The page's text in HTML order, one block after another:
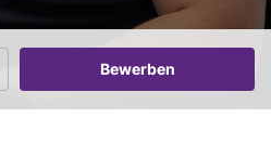
Bewerben